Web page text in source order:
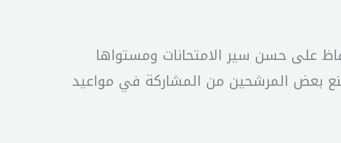
على حسن سير الامتحانات ومستواها
بعض المرشحين من المشاركة في مواعيد